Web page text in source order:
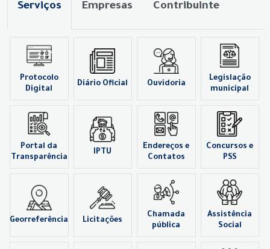
Serviços Empresas Contribuinte
Protocolo
Digital
Diário Oficial Ouvidoria
Legislação
municipal
Portal da
Transparência
IPTU
Endereços e
Contatos
Concursos e
PSS
Georreferência Licitações
Chamada
pública
Assistência
Social